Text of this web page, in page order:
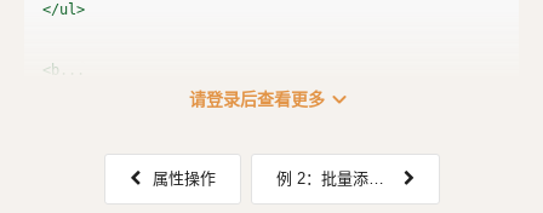
</ul>
<b...
请登录后查看更多 expand_more
属性操作 例 2：批量添加、修改样式